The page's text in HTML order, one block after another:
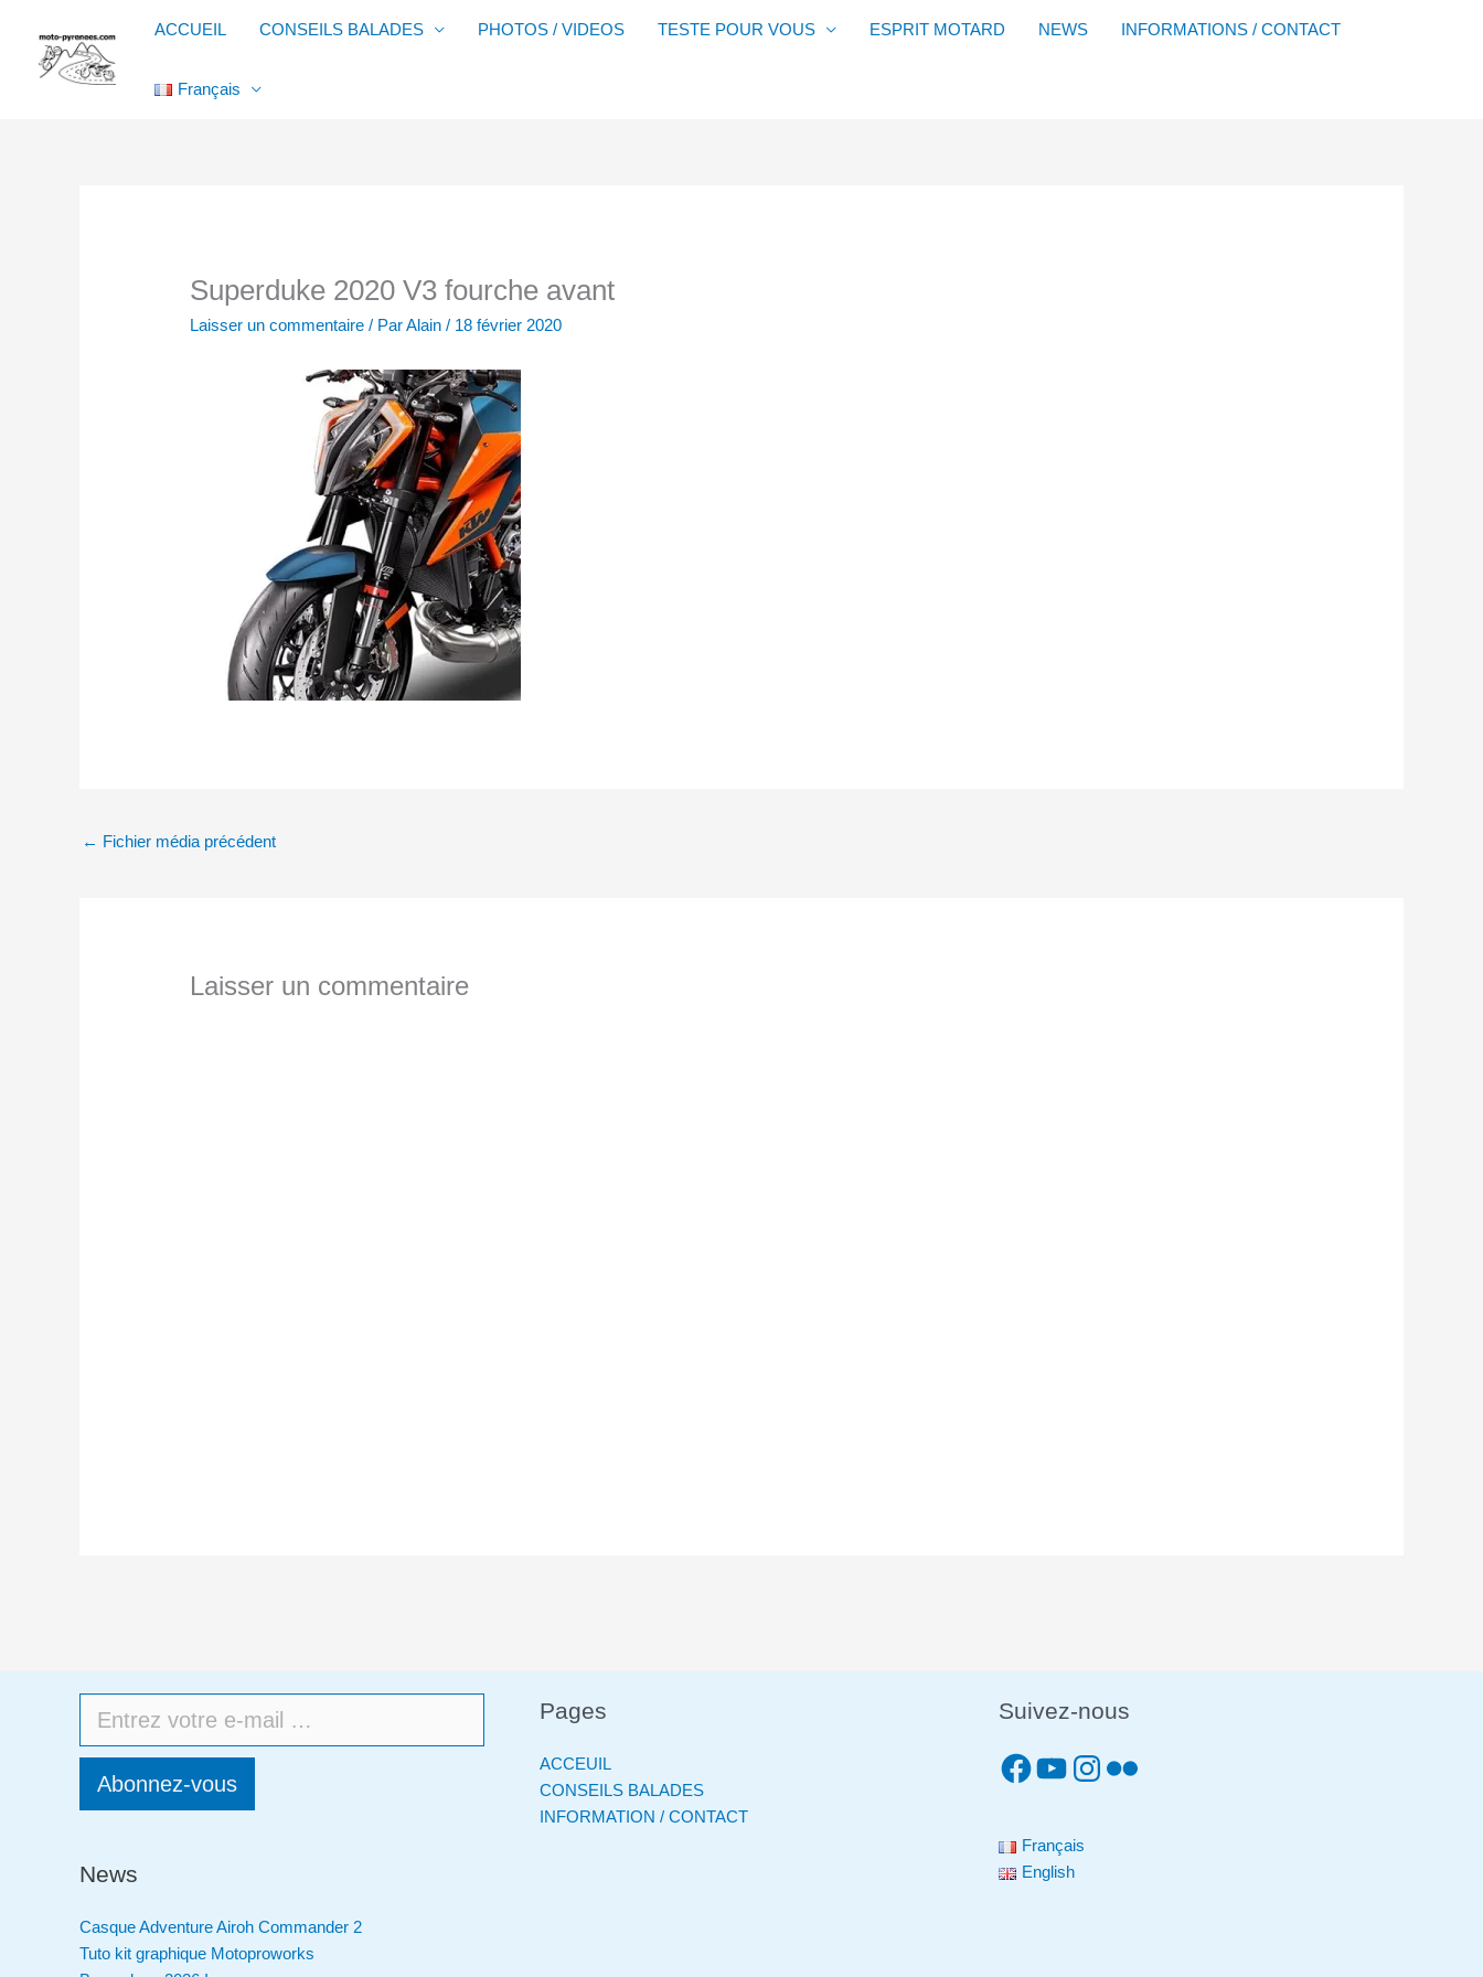
contenu
ACCUEIL CONSEILS BALADES PHOTOS / VIDEOS TESTE POUR VOUS ESPRIT MOTARD NEWS INFORMATIONS / CONTACT
Français
Superduke 2020 V3 fourche avant
Laisser un commentaire / ParAlain/ 18 février 2020
← Fichier média précédent
Laisser un commentaire
Abonnez-vous
News
Casque Adventure Airoh Commander 2
Tuto kit graphique Motoproworks
Pages
ACCEUIL
CONSEILS BALADES
INFORMATION / CONTACT
Suivez-nous
Français
English